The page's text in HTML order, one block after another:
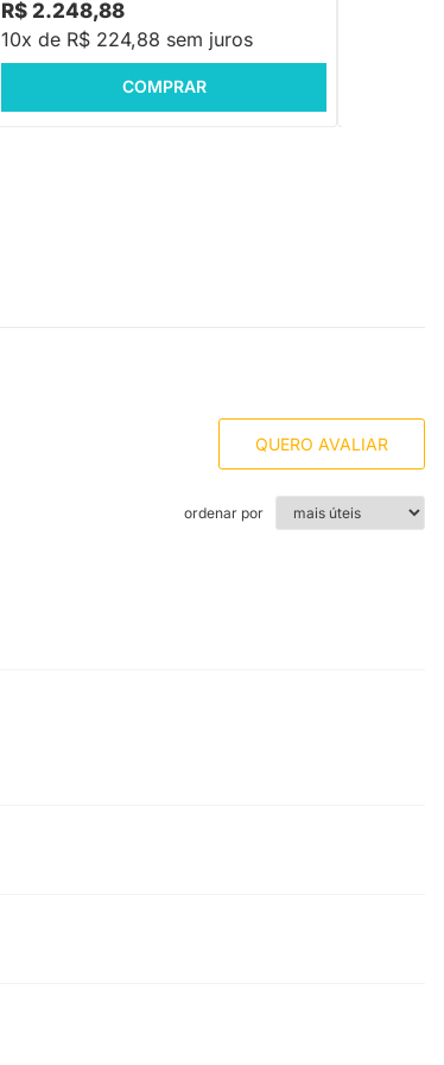
R$ 2.248,88
10x de R$ 224,88 sem juros
COMPRAR
QUERO AVALIAR
ordenar por